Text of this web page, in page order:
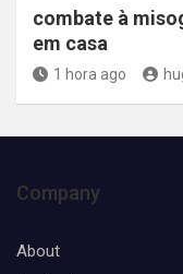
combate à
em casa
1 hora ago
Company
About